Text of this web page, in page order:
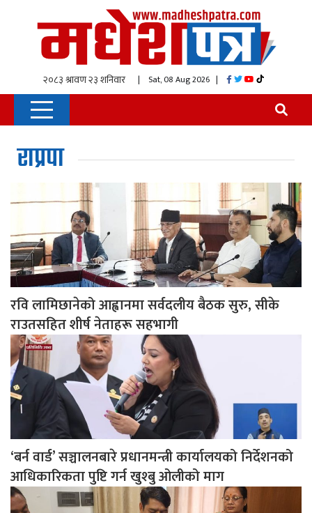
| Sat, 08 Aug 2026 |
राप्रपा
रवि लामिछानेको आह्वानमा सर्वदलीय बैठक सुरु, सीके
राउतसहित शीर्ष नेताहरू सहभागी
‘बर्न वार्ड’ सञ्चालनबारे प्रधानमन्त्री कार्यालयको निर्देशनको
आधिकारिकता पुष्टि गर्न खुश्बु ओलीको माग